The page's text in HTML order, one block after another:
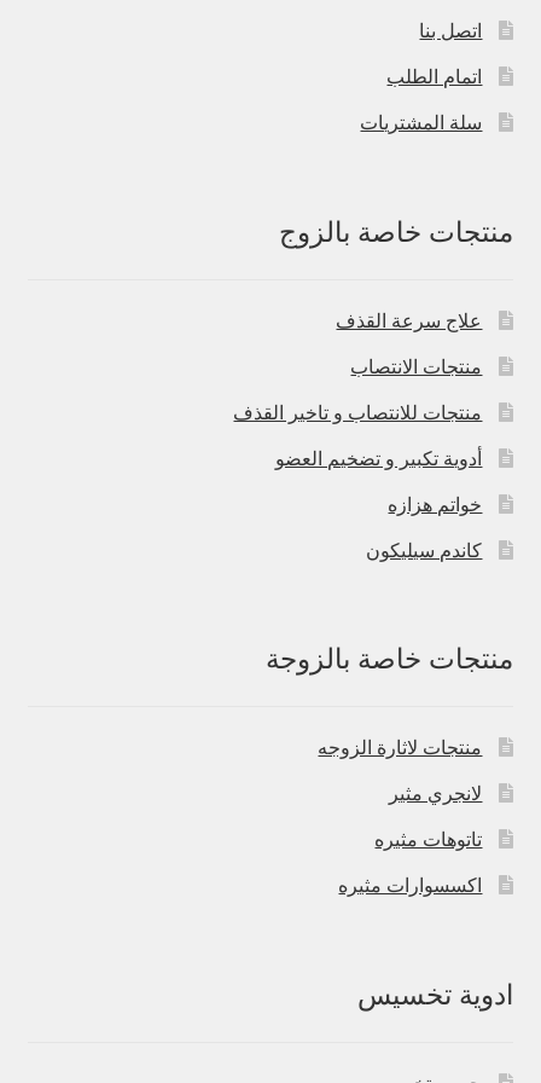
اتصل بنا
اتمام الطلب
سلة المشتريات
منتجات خاصة بالزوج
علاج سرعة القذف
منتجات الانتصاب
منتجات للانتصاب و تاخير القذف
أدوية تكبير و تضخيم العضو
خواتم هزازه
كاندم سيليكون
منتجات خاصة بالزوجة
منتجات لاثارة الزوجه
لانجري مثير
تاتوهات مثيره
اكسسوارات مثيره
ادوية تخسيس